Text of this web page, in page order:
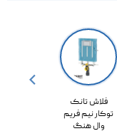

فلاش تانک
توکار نیم فریم
وال هنگ